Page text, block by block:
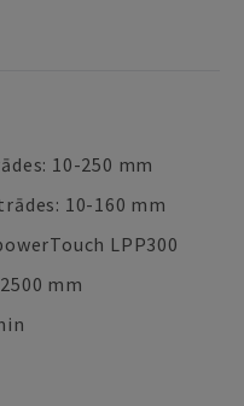
10-250 mm
10-160 mm
LPP300
mm